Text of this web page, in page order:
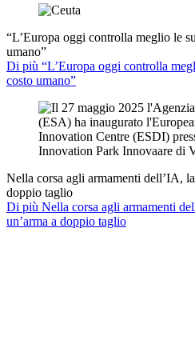
“L’Europa oggi controlla meglio le
umano”
Di più “L’Europa oggi controlla
costo umano”
Nella corsa agli armamenti dell’IA,
doppio taglio
Di più Nella corsa agli armamenti
un’arma a doppio taglio